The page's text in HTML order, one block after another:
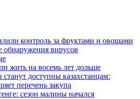
контроль за фруктами и овощами
обнаружения вирусов
жить на восемь лет дольше
доступны казахстанцам:
перечень закупа
сезон малины начался